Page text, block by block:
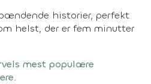
historier, perfekt
helst, der er fem minutter
mest populære